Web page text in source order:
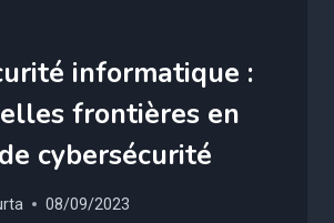
informatique :
frontières en
cybersécurité
08/09/2023